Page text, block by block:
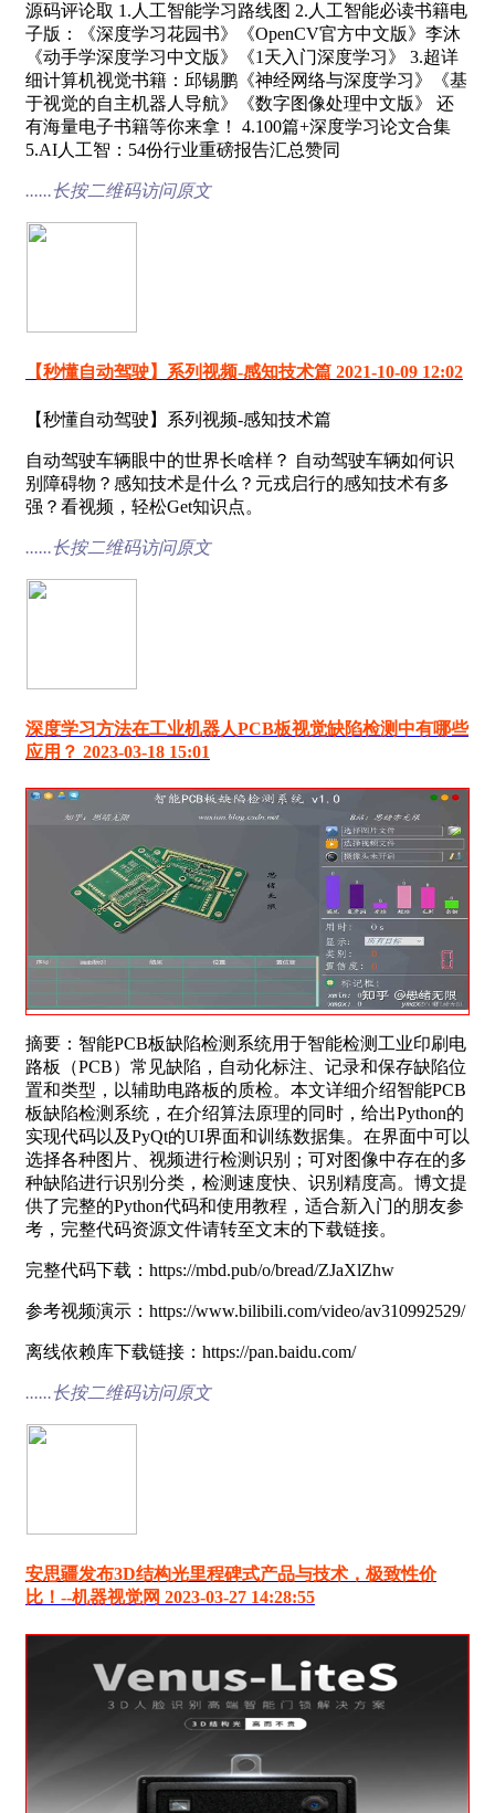
源码评论取 1.人工智能学习路线图 2.人工智能必读书籍电
子版：《深度学习花园书》《OpenCV官方中文版》李沐
《动手学深度学习中文版》《1天入门深度学习》 3.超详
细计算机视觉书籍：邱锡鹏《神经网络与深度学习》《基
于视觉的自主机器人导航》《数字图像处理中文版》 还
有海量电子书籍等你来拿！ 4.100篇+深度学习论文合集
5.AI人工智：54份行业重磅报告汇总​赞同
......长按二维码访问原文
【秒懂自动驾驶】系列视频-感知技术篇 2021-10-09 12:02
【秒懂自动驾驶】系列视频-感知技术篇
自动驾驶车辆眼中的世界长啥样？ 自动驾驶车辆如何识
别障碍物？感知技术是什么？元戎启行的感知技术有多
强？看视频，轻松Get知识点。
......长按二维码访问原文
深度学习方法在工业机器人PCB板视觉缺陷检测中有哪些
应用？ 2023-03-18 15:01
摘要：智能PCB板缺陷检测系统用于智能检测工业印刷电
路板（PCB）常见缺陷，自动化标注、记录和保存缺陷位
置和类型，以辅助电路板的质检。本文详细介绍智能PCB
板缺陷检测系统，在介绍算法原理的同时，给出Python的
实现代码以及PyQt的UI界面和训练数据集。在界面中可以
选择各种图片、视频进行检测识别；可对图像中存在的多
种缺陷进行识别分类，检测速度快、识别精度高。博文提
供了完整的Python代码和使用教程，适合新入门的朋友参
考，完整代码资源文件请转至文末的下载链接。
完整代码下载：https://mbd.pub/o/bread/ZJaXlZhw
参考视频演示：https://www.bilibili.com/video/av310992529/
离线依赖库下载链接：https://pan.baidu.com/
......长按二维码访问原文
安思疆发布3D结构光里程碑式产品与技术，极致性价
比！--机器视觉网 2023-03-27 14:28:55